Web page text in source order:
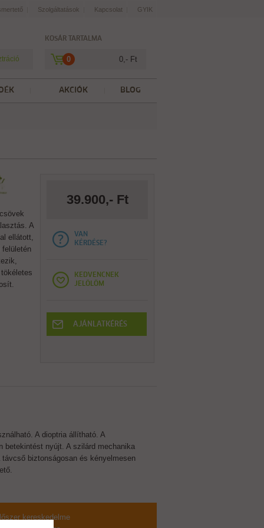
Szolgáltatások Kapcsolat GYIK
KOSÁR TARTALMA
0 0,- Ft
BLOG
AKCIÓK
A
ellátott,
felületén
39.900,- Ft
VAN
KÉRDÉSE?
KEDVENCNEK
JELÖLÖM
AJÁNLATKÉRÉS
A dioptria állítható. A
nyújt. A szilárd mechanika
biztonságosan és kényelmesen
kereskedelme